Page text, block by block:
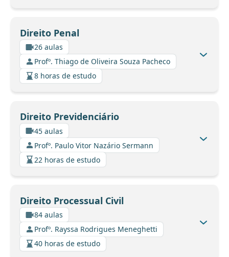
Direito Penal
26 aulas
Profº. Thiago de Oliveira Souza Pacheco
8 horas de estudo
Direito Previdenciário
45 aulas
Profº. Paulo Vitor Nazário Sermann
22 horas de estudo
Direito Processual Civil
84 aulas
Profº. Rayssa Rodrigues Meneghetti
40 horas de estudo